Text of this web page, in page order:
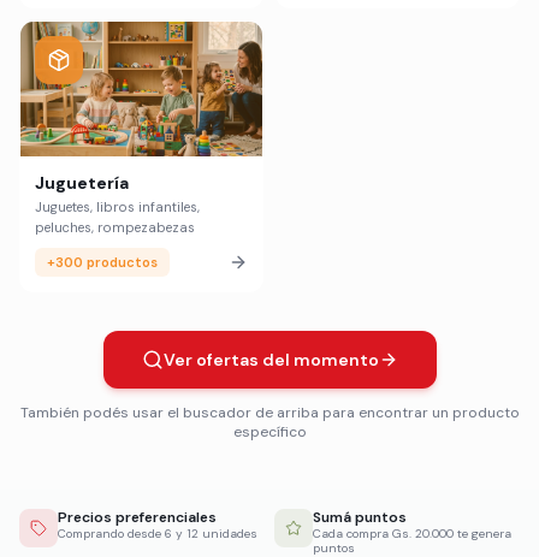
Juguetería
Juguetes, libros infantiles,
peluches, rompezabezas
+300 productos
Ver ofertas del momento
También podés usar el buscador de arriba para encontrar un producto
específico
Precios preferenciales
Comprando desde 6 y 12 unidades
Sumá puntos
Cada compra Gs. 20.000 te genera
puntos